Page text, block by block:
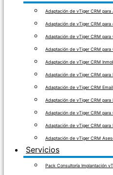
Adaptación de vTiger CRM
Adaptación de vTiger CRM para
Adaptación de vTiger CRM para
Adaptación de vTiger CRM
Adaptación de vTiger CRM
Adaptación de vTiger CRM para
Adaptación de vTiger CRM
Adaptación de vTiger CRM
Adaptación de vTiger CRM para
Adaptación de vTiger CRM para
Adaptación de vTiger CRM
Servicios
Pack Consultoría Implantación